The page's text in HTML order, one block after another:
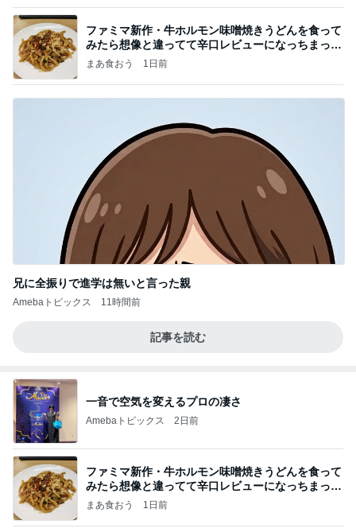
兄に全振りで進学は無いと言った親
Amebaトピックス 11時間前
記事を読む
Amebaトピックス 2日前
ファミマ新作・牛ホルモン味噌焼きうどんを食って
みたら想像と違ってて辛口レビューになっちまった
話
まあ食おう 1日前
急遽決めた箱根と三嶋大社への旅行